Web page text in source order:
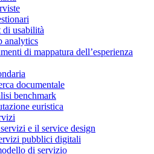
di usabilità
analytics
di mappatura dell’esperienza
documentale
benchmark
euristica
e il service design
pubblici digitali
di servizio